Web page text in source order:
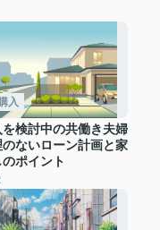
入
を検討中の共働き夫婦
ないローン計画と家
ポイント